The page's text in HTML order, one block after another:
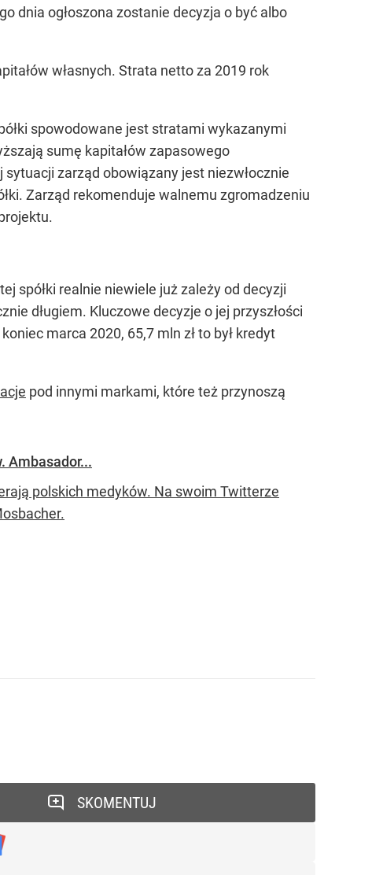
dnia ogłoszona zostanie decyzja o być albo
własnych. Strata netto za 2019 rok
spowodowane jest stratami wykazanymi
sumę kapitałów zapasowego
zarząd obowiązany jest niezwłocznie
Zarząd rekomenduje walnemu zgromadzeniu
spółki realnie niewiele już zależy od decyzji
długiem. Kluczowe decyzje o jej przyszłości
marca 2020, 65,7 mln zł to był kredyt
pod innymi markami, które też przynoszą
Ambasador...
polskich medyków. Na swoim Twitterze
SKOMENTUJ